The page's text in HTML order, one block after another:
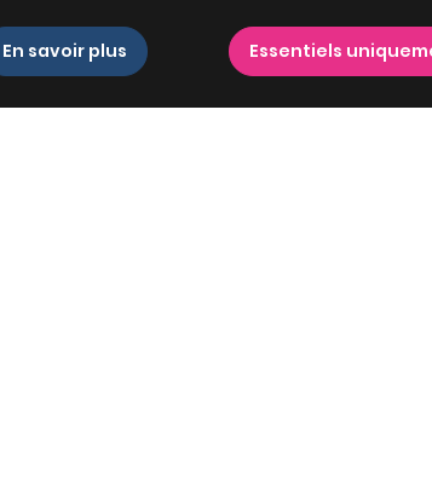
En savoir plus Essentiels